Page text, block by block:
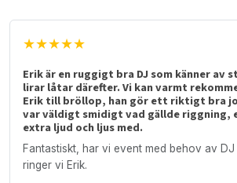
★★★★★
Erik är en ruggigt bra DJ som känner av
lirar låtar därefter. Vi kan varmt
Erik till bröllop, han gör ett riktigt bra
var väldigt smidigt vad gällde riggning,
extra ljud och ljus med.
Fantastiskt, har vi event med behov av
ringer vi Erik.